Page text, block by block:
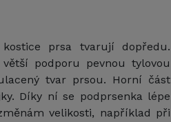
prsa tvarují dopředu.
podporu pevnou tylovou
tvar prsou. Horní část
Díky ní se podprsenka lépe
velikosti, například při